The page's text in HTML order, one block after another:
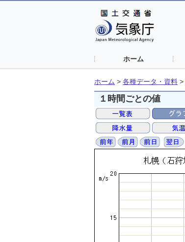
ホーム
ホーム > 各種データ・資料 >
１時間ごとの値